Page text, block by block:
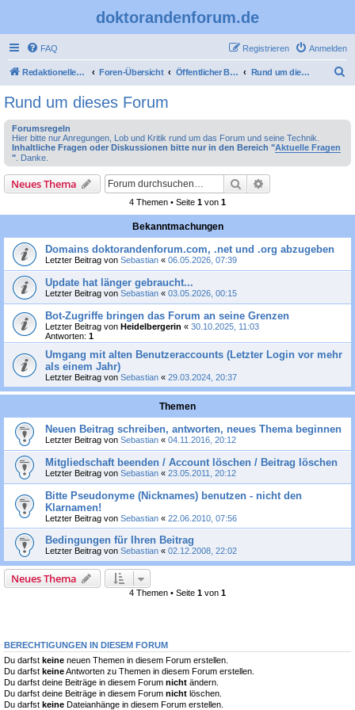
doktorandenforum.de
FAQ Anmelden
Registrieren
Redaktioneller Teil Foren-Übersicht Öffentlicher Bereich Rund um dieses Forum
Rund um dieses Forum
Forumsregeln
Hier bitte nur Anregungen, Lob und Kritik rund um das Forum und seine Technik.
Inhaltliche Fragen oder Diskussionen bitte nur in den Bereich "Aktuelle Fragen
" . Danke.
Neues Thema Suche
4 Themen • Seite 1 von 1
Bekanntmachungen
Domains doktorandenforum.com, .net und .org abzugeben
Letzter Beitrag von Sebastian « 06.05.2026, 07:39
Update hat länger gebraucht...
Letzter Beitrag von Sebastian « 03.05.2026, 00:15
Bot-Zugriffe bringen das Forum an seine Grenzen
Letzter Beitrag von Heidelbergerin « 30.10.2025, 11:03
Antworten: 1
Umgang mit alten Benutzeraccounts (Letzter Login vor mehr
als einem Jahr)
Letzter Beitrag von Sebastian « 29.03.2024, 20:37
Themen
Neuen Beitrag schreiben, antworten, neues Thema beginnen
Letzter Beitrag von Sebastian « 04.11.2016, 20:12
Mitgliedschaft beenden / Account löschen / Beitrag löschen
Letzter Beitrag von Sebastian « 23.05.2011, 20:12
Bitte Pseudonyme (Nicknames) benutzen - nicht den
Klarnamen!
Letzter Beitrag von Sebastian « 22.06.2010, 07:56
Bedingungen für Ihren Beitrag
Letzter Beitrag von Sebastian « 02.12.2008, 22:02
Neues Thema
4 Themen • Seite 1 von 1
BERECHTIGUNGEN IN DIESEM FORUM
Du darfst keine neuen Themen in diesem Forum erstellen.
Du darfst keineAntworten zu Themen in diesem Forum erstellen.
Du darfst deine Beiträge in diesem Forum nicht ändern.
Du darfst deine Beiträge in diesem Forum nicht löschen.
Du darfst keine Dateianhänge in diesem Forum erstellen.